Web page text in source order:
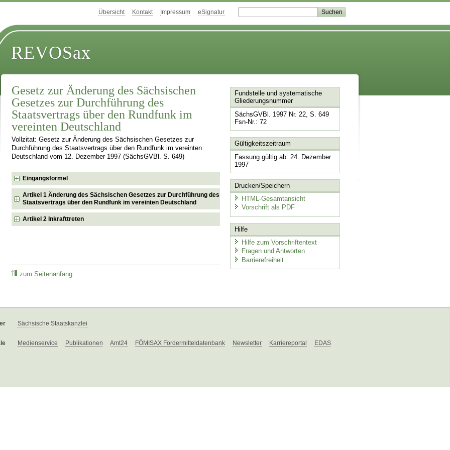
Übersicht Kontakt Impressum eSignatur
REVOSax
Gesetz zur Änderung des Sächsischen
Gesetzes zur Durchführung des
Staatsvertrags über den Rundfunk im
vereinten Deutschland
Vollzitat: Gesetz zur Änderung des Sächsischen Gesetzes zur
Durchführung des Staatsvertrags über den Rundfunk im vereinten
Deutschland vom 12. Dezember 1997 (SächsGVBl. S. 649)
Eingangsformel
Artikel 1 Änderung des Sächsischen Gesetzes zur Durchführung des
Staatsvertrags über den Rundfunk im vereinten Deutschland
Artikel 2 Inkrafttreten
zum Seitenanfang
Fundstelle und systematische
Gliederungsnummer
SächsGVBl. 1997 Nr. 22, S. 649
Fsn-Nr.: 72
Gültigkeitszeitraum
Fassung gültig ab: 24. Dezember
1997
Drucken/Speichern
HTML-Gesamtansicht
Vorschrift als PDF
Hilfe
Hilfe zum Vorschriftentext
Fragen und Antworten
Barrierefreiheit
Sächsische Staatskanzlei
Medienservice Publikationen Amt24 FÖMISAX Fördermitteldatenbank Newsletter Karriereportal EDAS